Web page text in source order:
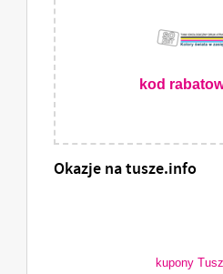
kod
Okazje na tusze.info
kupony